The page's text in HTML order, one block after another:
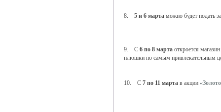
8. 5 и 6 марта можно будет подать
9. С 6 по 8 марта откроется магазин
плюшки по самым привлекательным
10. С 7 по 11 марта в акции